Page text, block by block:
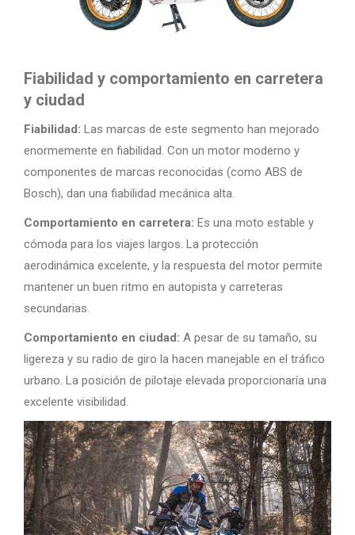
Fiabilidad y comportamiento en carretera
y ciudad
Fiabilidad: Las marcas de este segmento han mejorado
enormemente en fiabilidad. Con un motor moderno y
componentes de marcas reconocidas (como ABS de
Bosch), dan una fiabilidad mecánica alta.
Comportamiento en carretera: Es una moto estable y
cómoda para los viajes largos. La protección
aerodinámica excelente, y la respuesta del motor permite
mantener un buen ritmo en autopista y carreteras
secundarias.
Comportamiento en ciudad: A pesar de su tamaño, su
ligereza y su radio de giro la hacen manejable en el tráfico
urbano. La posición de pilotaje elevada proporcionaría una
excelente visibilidad.